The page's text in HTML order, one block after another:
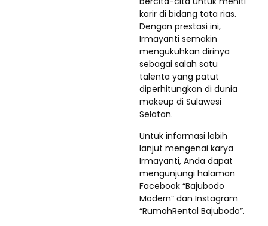
karir di bidang tata rias.
Dengan prestasi ini,
Irmayanti semakin
mengukuhkan dirinya
sebagai salah satu
talenta yang patut
diperhitungkan di dunia
makeup di Sulawesi
Selatan.
Untuk informasi lebih
lanjut mengenai karya
Irmayanti, Anda dapat
mengunjungi halaman
Facebook “Bajubodo
Modern” dan Instagram
“RumahRental Bajubodo”.